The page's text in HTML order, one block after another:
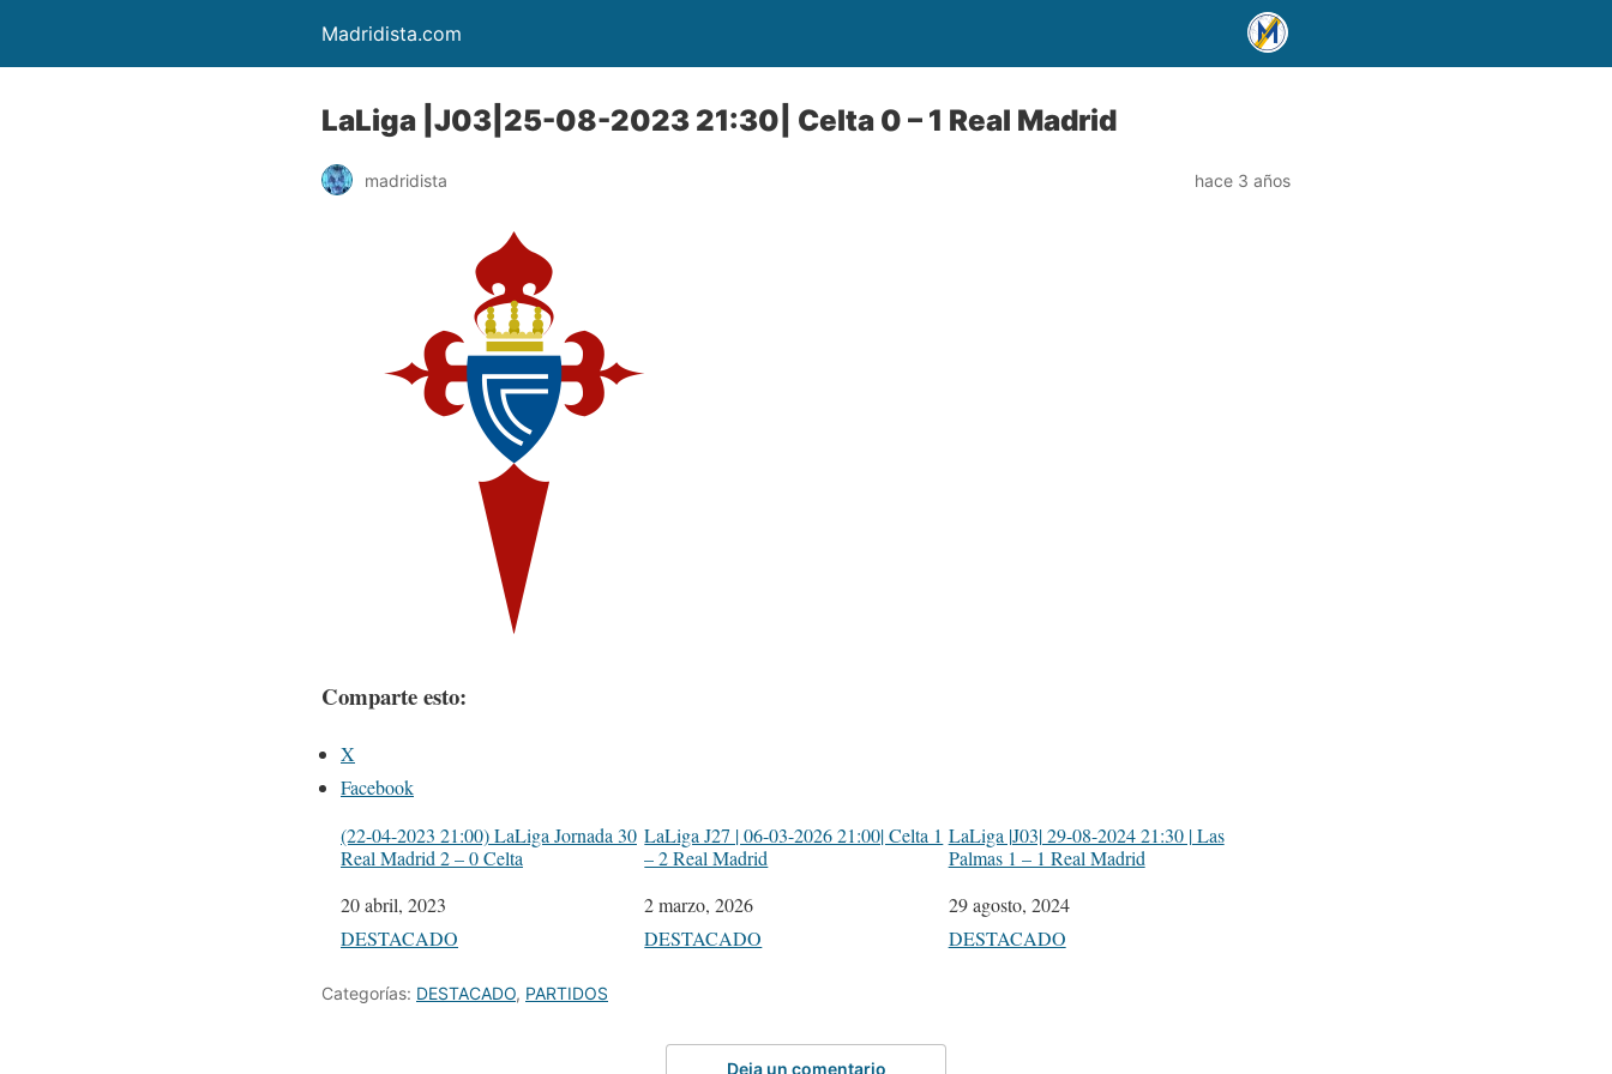
Madridista.com
LaLiga |J03|25-08-2023 21:30| Celta 0 – 1 Real Madrid
madridista hace 3 años
Comparte esto:
X
Facebook
(22-04-2023 21:00) LaLiga Jornada 30
Real Madrid 2 – 0 Celta
Fecha
20 abril, 2023
Respecto a
DESTACADO
LaLiga J27 | 06-03-2026 21:00| Celta 1
– 2 Real Madrid
Fecha
2 marzo, 2026
Respecto a
DESTACADO
LaLiga |J03| 29-08-2024 21:30 | Las
Palmas 1 – 1 Real Madrid
Fecha
29 agosto, 2024
Respecto a
DESTACADO
Categorías: DESTACADO, PARTIDOS
Deja un comentario